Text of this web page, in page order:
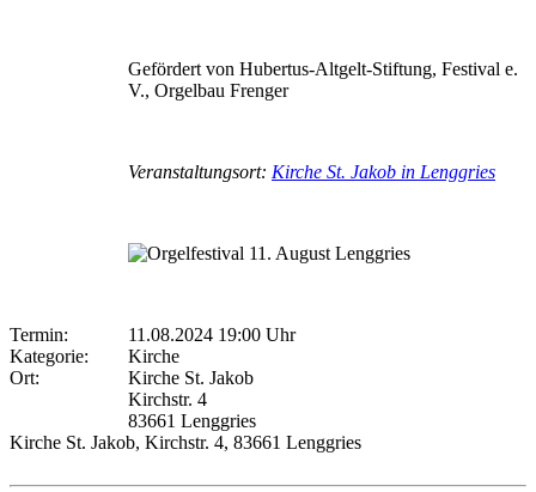
Gefördert von Hubertus-Altgelt-Stiftung, Festival e.
V., Orgelbau Frenger
Veranstaltungsort: Kirche St. Jakob in Lenggries
Termin:
11.08.2024 19:00 Uhr
Kategorie:
Kirche
Ort:
Kirche St. Jakob
Kirchstr. 4
83661 Lenggries
Kirche St. Jakob, Kirchstr. 4, 83661 Lenggries